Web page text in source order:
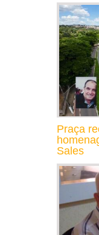
Praça
Sales